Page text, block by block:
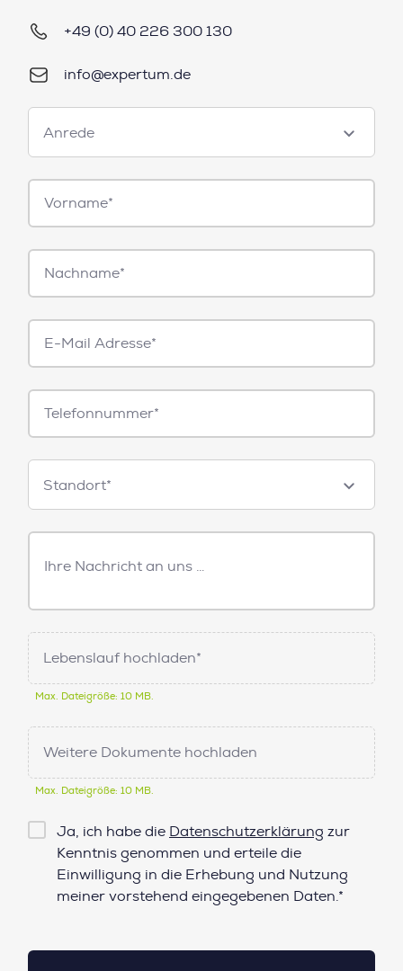
+49 (0) 40 226 300 130
info@expertum.de
Anrede
Anrede
Vorname*
Nachname*
E-
Mail*
Telefonnummer
Standorte
Standort*
Freitext
Nachricht
Lebenslauf hochladen*
Max. Dateigröße: 10 MB.
Weitere Dokumente hochladen
Max. Dateigröße: 10 MB.
Checkbox
Datenschutz*
Ja, ich habe die Datenschutzerklärung zur
Kenntnis genommen und erteile die
Einwilligung in die Erhebung und Nutzung
meiner vorstehend eingegebenen Daten.*